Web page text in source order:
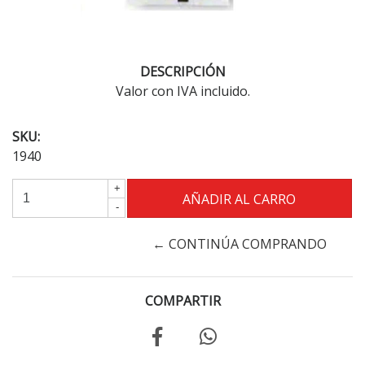
DESCRIPCIÓN
Valor con IVA incluido.
SKU:
1940
+
-
← CONTINÚA COMPRANDO
COMPARTIR